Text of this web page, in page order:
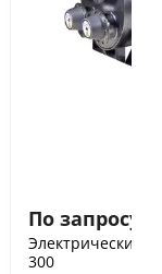
По запросу
Электрический
300